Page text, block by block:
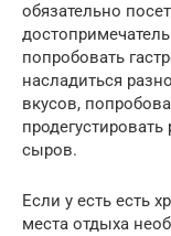
обязательно
попробовать
насладиться
вкусов,
сыров.
Если у есть есть
места отдыха